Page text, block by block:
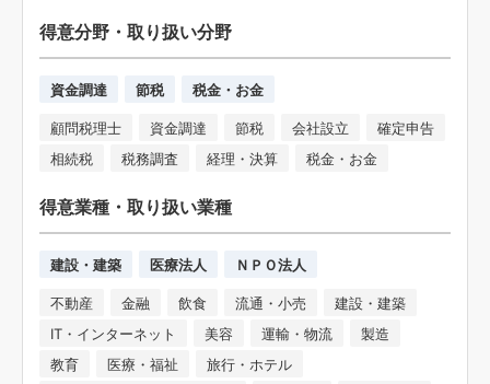
得意分野・取り扱い分野
資金調達 節税 税金・お金
顧問税理士 資金調達 節税 会社設立
確定申告
相続税
税務調査 経理・決算 税金・お金
得意業種・取り扱い業種
建設・建築 医療法人 ＮＰＯ法人
不動産 金融 飲食 流通・小売
建設・建築
IT・インターネット
美容 運輸・物流
製造
教育
医療・福祉
旅行・ホテル